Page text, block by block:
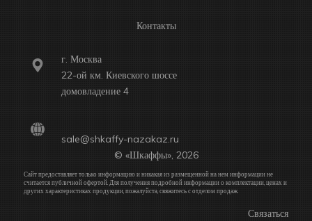
Контакты
г. Москва
22-ой км. Киевского шоссе
домовладение 4
sale@shkaffy-nazakaz.ru
© «Шкаффы», 2026
Сайт предоставляет только информацию и никакая из размещенной на нем информации не
считается публичной офертой. Для получения подробной информации о комплектации, ценах и
других характеристиках продукции, пожалуйста, свяжитесь с отделом продаж.
Связаться